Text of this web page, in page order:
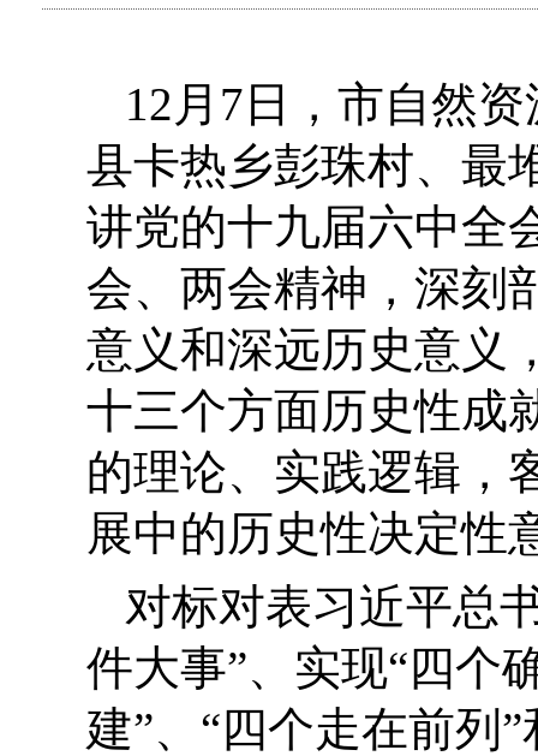
12月7日，市自然
县卡热乡彭珠村、最
讲党的十九届六中全
会、两会精神，深刻
意义和深远历史意义
十三个方面历史性成
的理论、实践逻辑，
展中的历史性决定性
对标对表习近平总
件大事”、实现“四个
建”、“四个走在前列